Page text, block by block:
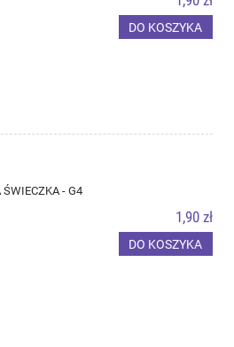
DO KOSZYKA
- G4
1,90 zł
DO KOSZYKA